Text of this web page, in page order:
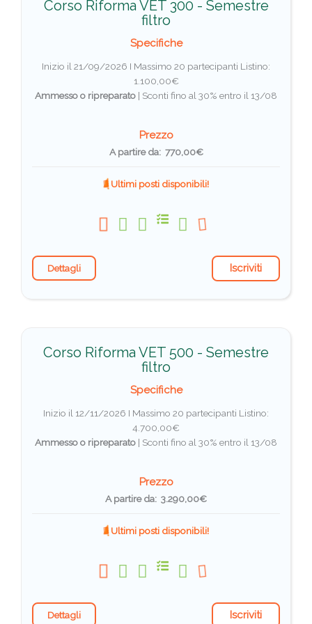
Corso Riforma VET 300 - Semestre
filtro
Specifiche
Inizio il 21/09/2026 I Massimo 20 partecipanti Listino:
1.100,00€
Ammesso o ripreparato | Sconti fino al 30% entro il 13/08
Prezzo
A partire da: 770,00€
Ultimi posti disponibili!
Dettagli Iscriviti
Corso Riforma VET 500 - Semestre
filtro
Specifiche
Inizio il 12/11/2026 I Massimo 20 partecipanti Listino:
4.700,00€
Ammesso o ripreparato | Sconti fino al 30% entro il 13/08
Prezzo
A partire da: 3.290,00€
Ultimi posti disponibili!
Dettagli Iscriviti